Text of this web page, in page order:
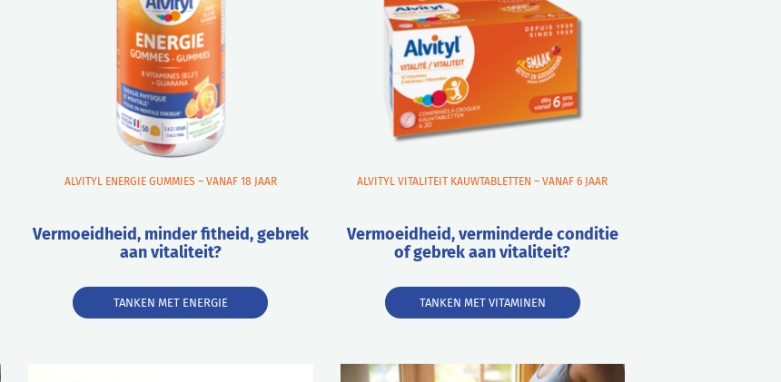
ALVITYL ENERGIE GUMMIES – VANAF 18 JAAR
Vermoeidheid, minder fitheid, gebrek
aan vitaliteit?
TANKEN MET ENERGIE
ALVITYL VITALITEIT KAUWTABLETTEN – VANAF 6 JAAR
Vermoeidheid, verminderde conditie
of gebrek aan vitaliteit?
TANKEN MET VITAMINEN